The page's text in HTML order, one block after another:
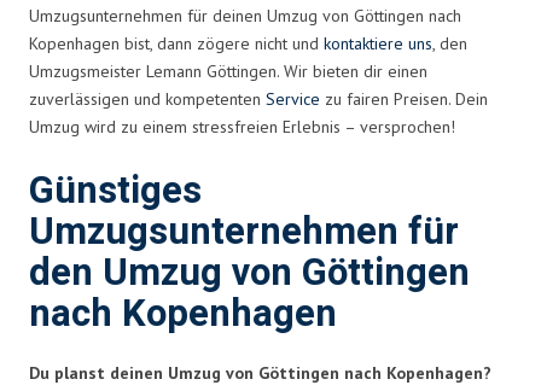
Umzugsunternehmen für deinen Umzug von Göttingen nach
Kopenhagen bist, dann zögere nicht und kontaktiere uns, den
Umzugsmeister Lemann Göttingen. Wir bieten dir einen
zuverlässigen und kompetenten Service zu fairen Preisen. Dein
Umzug wird zu einem stressfreien Erlebnis – versprochen!
Günstiges
Umzugsunternehmen für
den Umzug von Göttingen
nach Kopenhagen
Du planst deinen Umzug von Göttingen nach Kopenhagen?